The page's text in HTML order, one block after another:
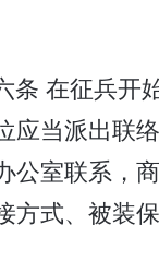
条 在征兵开
应当派出联
公室联系，
方式、被装